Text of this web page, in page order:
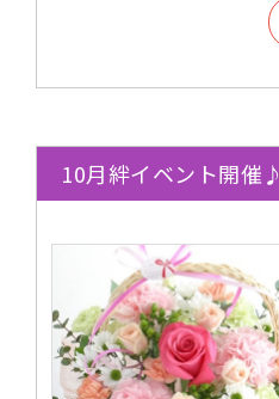
10月絆イベント開催♪